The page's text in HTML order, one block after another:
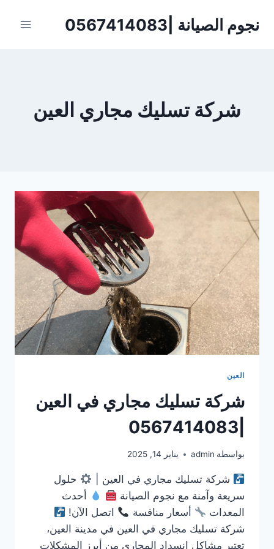
نجوم الصيانة |0567414083
شركة تسليك مجاري العين
العين
شركة تسليك مجاري في العين
بواسطة admin يناير 14, 2025
شركة تسليك مجاري في العين |
حلول
سريعة وآمنة مع نجوم الصيانة
أحدث
المعدات
أسعار منافسة
اتصل الآن!
شركة تسليك مجاري في العين في مدينة العين،
تعتبر مشاكل انسداد المجاري من أبرز المشكلات